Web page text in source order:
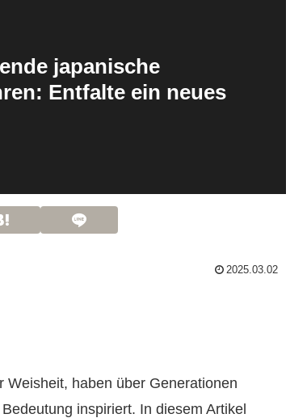
japanische
Entfalte ein neues
2025.03.02
Weisheit, haben über Generationen
inspiriert. In diesem Artikel